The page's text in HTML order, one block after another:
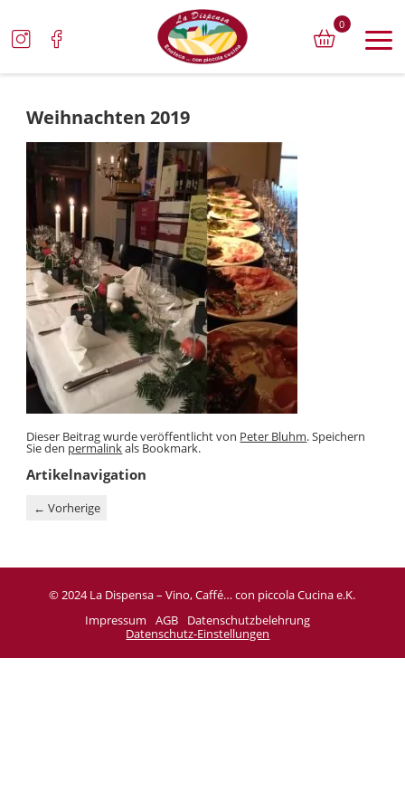
0
Weihnachten 2019
Dieser Beitrag wurde veröffentlicht von Peter Bluhm. Speichern
Sie den permalinkals Bookmark.
Artikelnavigation
← Vorherige
© 2024 La Dispensa – Vino, Caffé… con piccola Cucina e.K.
Impressum
AGB
Datenschutzbelehrung
Datenschutz-Einstellungen